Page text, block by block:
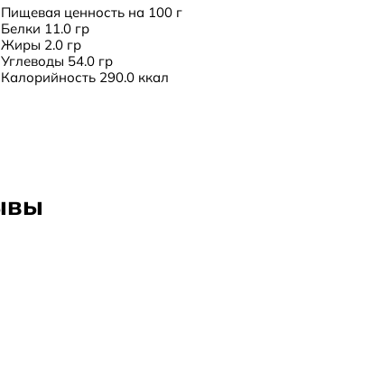
Пищевая ценность на 100 г
Белки 11.0 гр
Жиры 2.0 гр
Углеводы 54.0 гр
Калорийность 290.0 ккал